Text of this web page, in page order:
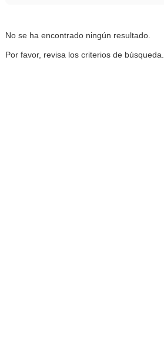
No se ha encontrado ningún resultado.
Por favor, revisa los criterios de búsqueda.